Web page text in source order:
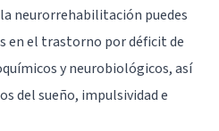
neurorrehabilitación puedes
en el trastorno por déficit de
y neurobiológicos, así
del sueño, impulsividad e